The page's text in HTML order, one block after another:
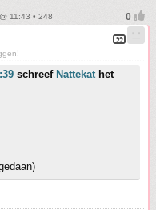
11:43 • 248
schreef Nattekat het